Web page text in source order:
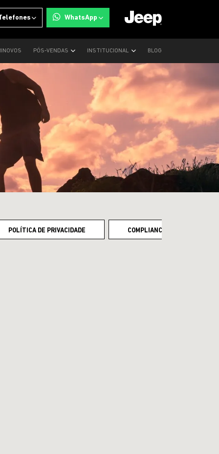
WhatsApp
PÓS-VENDAS INSTITUCIONAL BLOG
POLÍTICA DE PRIVACIDADE COMPLIANCE